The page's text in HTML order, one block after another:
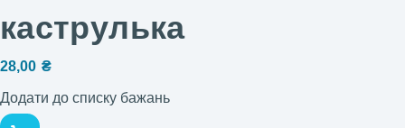
каструлька
28,00 ₴
Додати до списку бажань